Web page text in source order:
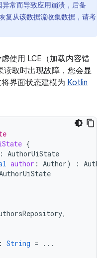
常而导致应用崩溃，后备
复从该数据流收集数据，请考
使用 LCE（加载内容错
读取时出现故障，您会显
界面状态建模为 Kotlin
{
: AuthorUiState
author : Author) :
,
: String = ...